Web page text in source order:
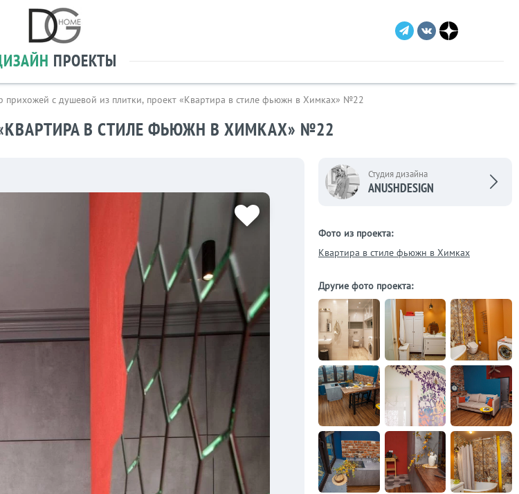
ПРОЕКТЫ
прихожей с душевой из плитки, проект «Квартира в стиле фьюжн в Химках» №22
В СТИЛЕ ФЬЮЖН В ХИМКАХ» №22
Студия дизайна
ANUSHDESIGN
Фото из проекта:
Квартира в стиле фьюжн в Химках
Другие фото проекта: